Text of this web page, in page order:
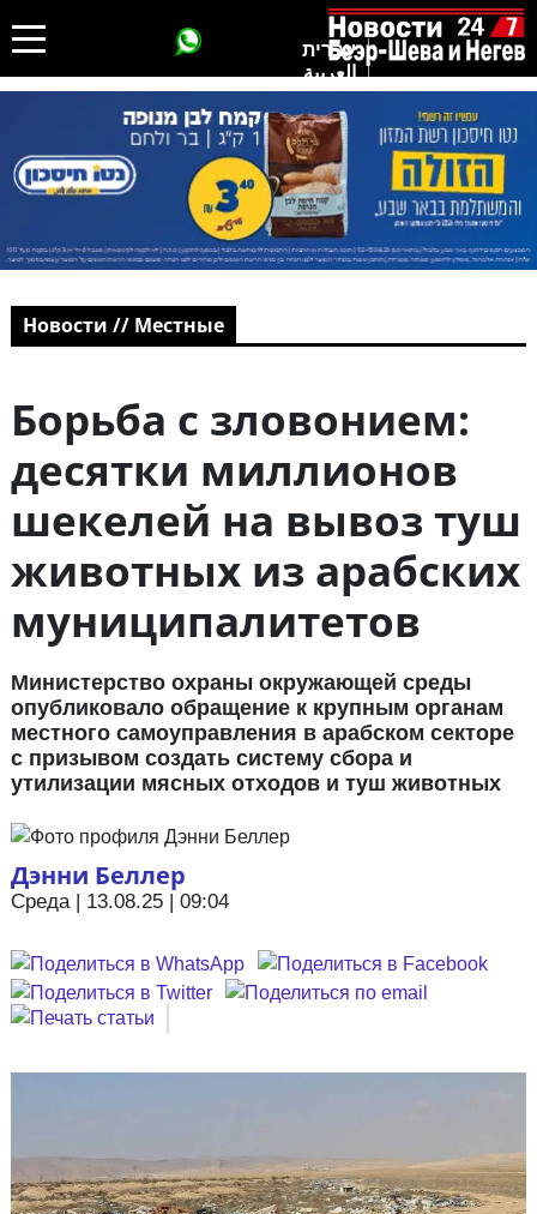
עברית
العربية
Новости // Местные
Борьба с зловонием:
десятки миллионов
шекелей на вывоз туш
животных из арабских
муниципалитетов
Министерство охраны окружающей среды
опубликовало обращение к крупным органам
местного самоуправления в арабском секторе
с призывом создать систему сбора и
утилизации мясных отходов и туш животных
Дэнни Беллер
Среда | 13.08.25 | 09:04